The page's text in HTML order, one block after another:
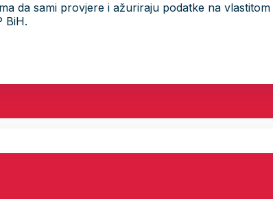
da sami provjere i ažuriraju podatke na
BiH.